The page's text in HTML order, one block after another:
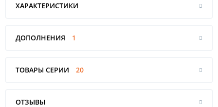
ХАРАКТЕРИСТИКИ
ДОПОЛНЕНИЯ 1
ТОВАРЫ СЕРИИ 20
ОТЗЫВЫ